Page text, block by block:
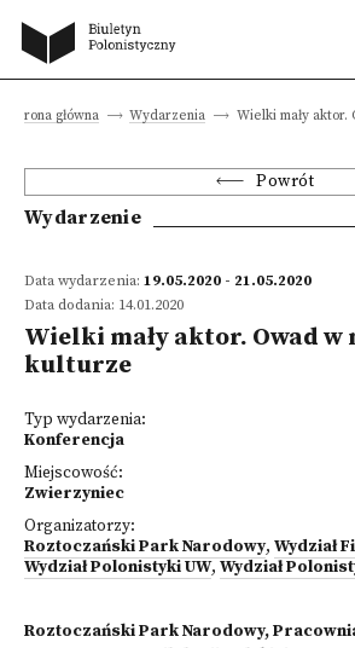
Strona główna Wydarzenia Wielki mały
Powrót
Wydarzenie
Data wydarzenia: 19.05.2020 - 21.05.2020
Data dodania: 14.01.2020
Wielki mały aktor. Owad w
kulturze
Typ wydarzenia:
Konferencja
Miejscowość:
Zwierzyniec
Organizatorzy:
Roztoczański Park Narodowy, Wydział
Wydział Polonistyki UW, Wydział
Roztoczański Park Narodowy,